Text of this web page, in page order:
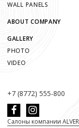
+7 (8772) 555-800
Салоны компании
WALL PANELS
ABOUT COMPANY
GALLERY
PHOTO
VIDEO